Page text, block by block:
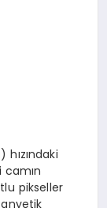
pikseller